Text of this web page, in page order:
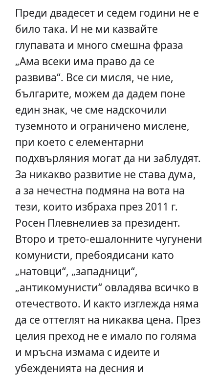
Преди двадесет и седем години не е
било така. И не ми казвайте
глупавата и много смешна фраза
„Ама всеки има право да се
развива“. Все си мисля, че ние,
българите, можем да дадем поне
един знак, че сме надскочили
туземното и ограничено мислене,
при което с елементарни
подхвърляния могат да ни заблудят.
За никакво развитие не става дума,
а за нечестна подмяна на вота на
тези, които избраха през 2011 г.
Росен Плевнелиев за президент.
Второ и трето-ешалонните чугунени
комунисти, пребоядисани като
„натовци“, „западници“,
„антикомунисти“ овладява всичко в
отечеството. И както изглежда няма
да се оттеглят на никаква цена. През
целия преход не е имало по голяма
и мръсна измама с идеите и
убежденията на десния и